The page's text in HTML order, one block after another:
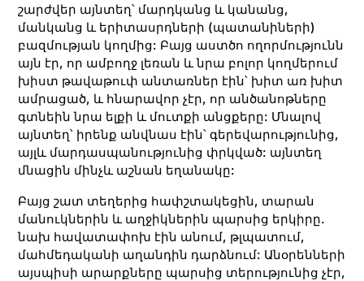
շարժվեր այնտեղ՝ մարդկանց և կանանց,
մանկանց և երիտասրդների (պատանիների)
բազմության կողմից: Բայց աստծո ողորմությունն
այն էր, որ ամբողջ լեռան և նրա բոլոր կողմերում
խիստ թավաթուփ անտառներ էին՝ խիտ առ խիտ
ամրացած, և հնարավոր չէր, որ անծանոթները
գտնեին նրա ելքի և մուտքի անցքերը: Մնալով
այնտեղ՝ իրենք անվնաս էին՝ գերեվարությունից,
այլև մարդասպանությունից փրկված: այնտեղ
մնացին մինչև աշնան եղանակը:
Բայց շատ տեղերից հափշտակեցին, տարան
մանուկներին և աղջիկներին պարսից երկիրը.
նախ հավատափոխ էին անում, թլպատում,
մահմեդականի աղանդին դարձնում: Անօրենների
այսպիսի արարքները պարսից տերությունից չէր,